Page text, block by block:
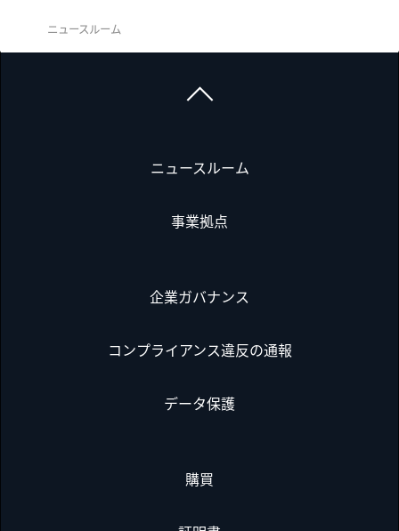
ニュースルーム
ニュースルーム
事業拠点
企業ガバナンス
コンプライアンス違反の通報
データ保護
購買